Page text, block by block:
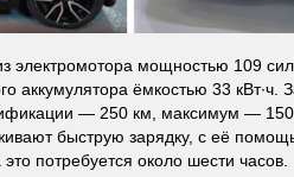
электромотора мощностью 109
аккумулятора ёмкостью 33 кВт·ч.
― 250 км, максимум ―
быструю зарядку, с её
потребуется около шести часов.